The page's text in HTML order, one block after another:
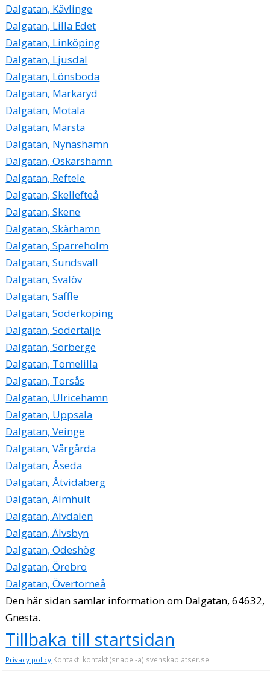
Dalgatan, Kävlinge
Dalgatan, Lilla Edet
Dalgatan, Linköping
Dalgatan, Ljusdal
Dalgatan, Lönsboda
Dalgatan, Markaryd
Dalgatan, Motala
Dalgatan, Märsta
Dalgatan, Nynäshamn
Dalgatan, Oskarshamn
Dalgatan, Reftele
Dalgatan, Skellefteå
Dalgatan, Skene
Dalgatan, Skärhamn
Dalgatan, Sparreholm
Dalgatan, Sundsvall
Dalgatan, Svalöv
Dalgatan, Säffle
Dalgatan, Söderköping
Dalgatan, Södertälje
Dalgatan, Sörberge
Dalgatan, Tomelilla
Dalgatan, Torsås
Dalgatan, Ulricehamn
Dalgatan, Uppsala
Dalgatan, Veinge
Dalgatan, Vårgårda
Dalgatan, Åseda
Dalgatan, Åtvidaberg
Dalgatan, Älmhult
Dalgatan, Älvdalen
Dalgatan, Älvsbyn
Dalgatan, Ödeshög
Dalgatan, Örebro
Dalgatan, Övertorneå
Den här sidan samlar information om Dalgatan, 64632,
Gnesta.
Tillbaka till startsidan
Privacy policy Kontakt: kontakt (snabel-a) svenskaplatser.se